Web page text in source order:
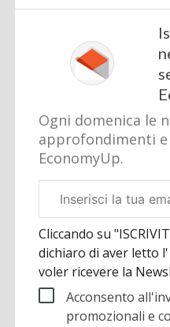
Ogni domenica le
approfondimenti
EconomyUp.
aziendale
Cliccando su
dichiaro di aver letto l'
voler ricevere la
Acconsento
promozionali e